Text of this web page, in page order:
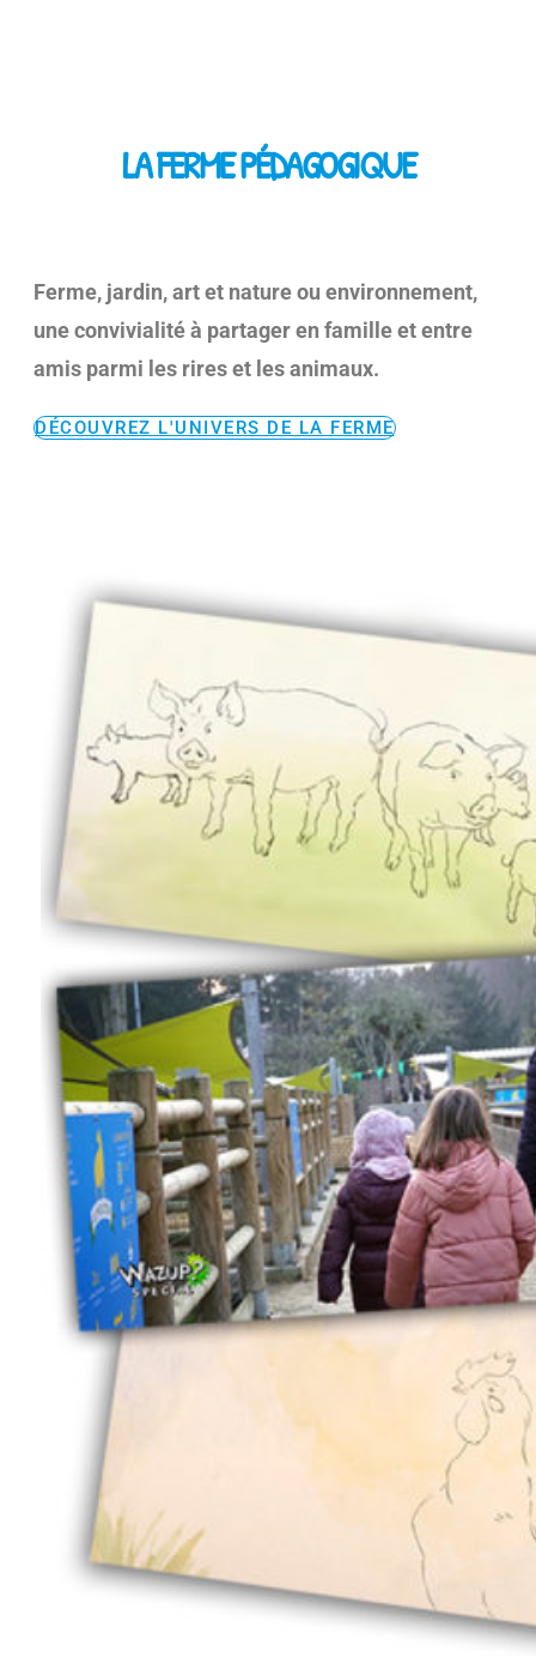
LA FERME PÉDAGOGIQUE
Ferme, jardin, art et nature ou environnement,
une convivialité à partager en famille et entre
amis parmi les rires et les animaux.
DÉCOUVREZ L'UNIVERS DE LA FERME